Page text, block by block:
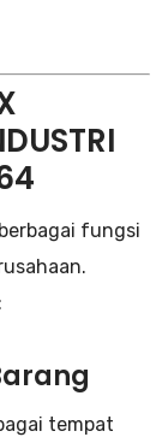
fungsi
tempat